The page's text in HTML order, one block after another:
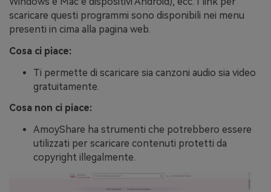
scaricare questi programmi sono disponibili nei menu
presenti in cima alla pagina web.
Cosa ci piace:
Ti permette di scaricare sia canzoni audio sia video
gratuitamente.
Cosa non ci piace:
AmoyShare ha strumenti che potrebbero essere
utilizzati per scaricare contenuti protetti da
copyright illegalmente.